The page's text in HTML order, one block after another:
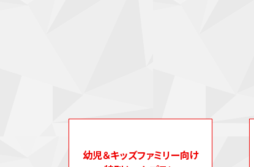
幼児＆キッズファミリー向け